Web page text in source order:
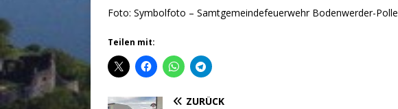
Foto: Symbolfoto – Samtgemeindefeuerwehr Bodenwerder-Polle
Teilen mit:
ZURÜCK